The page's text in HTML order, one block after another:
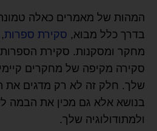
המהות של מאמרים כאלה
בדרך כלל מבוא, סקירת ספרות,
מחקר ומסקנות. סקירת הספרות
סקירה מקיפה של מחקרים
שלך. חלק זה לא רק מדגים את
בנושא אלא גם מכין את הבמה
ולמתודולוגיה שלך.